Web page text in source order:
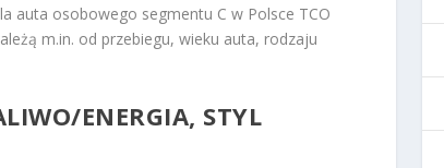
auta osobowego segmentu C w Polsce TCO
m.in. od przebiegu, wieku auta, rodzaju
ENERGIA, STYL